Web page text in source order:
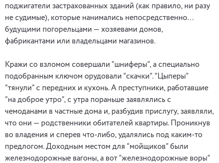
поджигатели застрахованных зданий (как правило, ни разу
не судимые), которые нанимались непосредственно…
будущими погорельцами — хозяевами домов,
фабрикантами или владельцами магазинов.
Кражи со взломом совершали “шниферы”, а специально
подобранным ключом орудовали “скачки”. “Цыперы”
“тянули” с передних и кухонь. А преступники, работавшие
“на доброе утро”, с утра пораньше заявлялись с
чемоданами в частные дома и, разбудив прислугу, заявляли,
что они — родственники обитателей квартиры. Проникнув
во владения и сперев что-либо, удалялись под каким-то
предлогом. Доходным местом для “мойщиков” были
железнодорожные вагоны, а вот “железнодорожные воры”